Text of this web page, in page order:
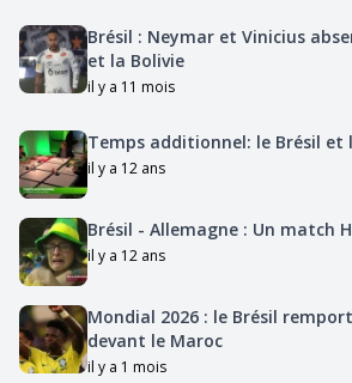
Brésil : Neymar et Vinicius
et la Bolivie
il y a 11 mois
Temps additionnel: le Brésil et
il y a 12 ans
Brésil - Allemagne : Un match
il y a 12 ans
Mondial 2026 : le Brésil
devant le Maroc
il y a 1 mois